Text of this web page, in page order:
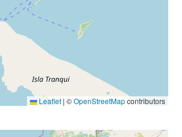
Leaflet | ©OpenStreetMapcontributors